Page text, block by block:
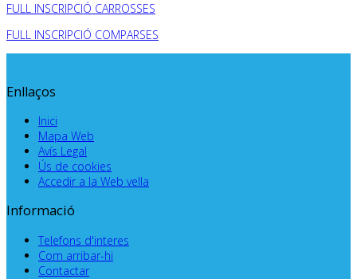
FULL INSCRIPCIÓ CARROSSES
FULL INSCRIPCIÓ COMPARSES
Enllaços
Inici
Mapa Web
Avís Legal
Ús de cookies
Accedir a la Web vella
Informació
Telefons d'interes
Com arribar-hi
Contactar